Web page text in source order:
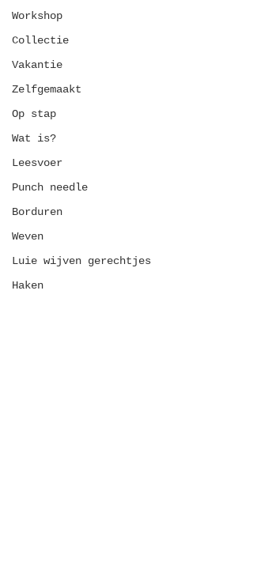
Workshop
Collectie
Vakantie
Zelfgemaakt
Op stap
Wat is?
Leesvoer
Punch needle
Borduren
Weven
Luie wijven gerechtjes
Haken